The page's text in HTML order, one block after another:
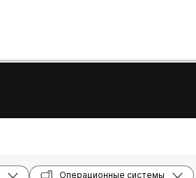
Операционные системы